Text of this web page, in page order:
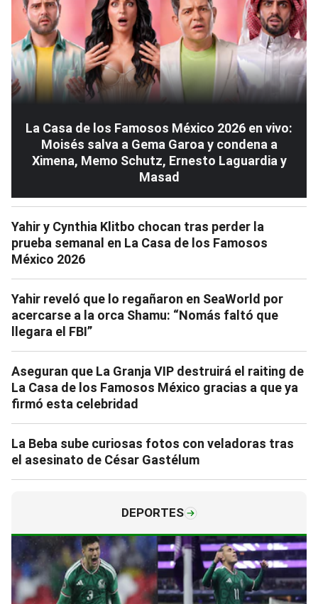
La Casa de los Famosos México 2026 en vivo:
Moisés salva a Gema Garoa y condena a
Ximena, Memo Schutz, Ernesto Laguardia y
Masad
Yahir y Cynthia Klitbo chocan tras perder la
prueba semanal en La Casa de los Famosos
México 2026
Yahir reveló que lo regañaron en SeaWorld por
acercarse a la orca Shamu: “Nomás faltó que
llegara el FBI”
Aseguran que La Granja VIP destruirá el raiting de
La Casa de los Famosos México gracias a que ya
firmó esta celebridad
La Beba sube curiosas fotos con veladoras tras
el asesinato de César Gastélum
DEPORTES